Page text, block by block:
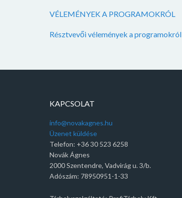
VÉLEMÉNYEK A PROGRAMOKRÓL
Résztvevői vélemények a programokról
KAPCSOLAT
info@novakagnes.hu
Üzenet küldése
Telefon: +36 30 523 6258
Novák Ágnes
2000 Szentendre, Vadvirág u. 3/b.
Adószám: 78950951-1-33